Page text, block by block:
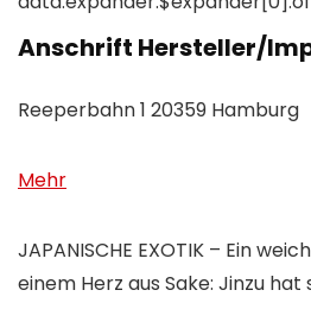
Anschrift Hersteller/
Reeperbahn 1 20359 Hamburg
Mehr
JAPANISCHE EXOTIK – Ein
einem Herz aus Sake: Jinzu hat